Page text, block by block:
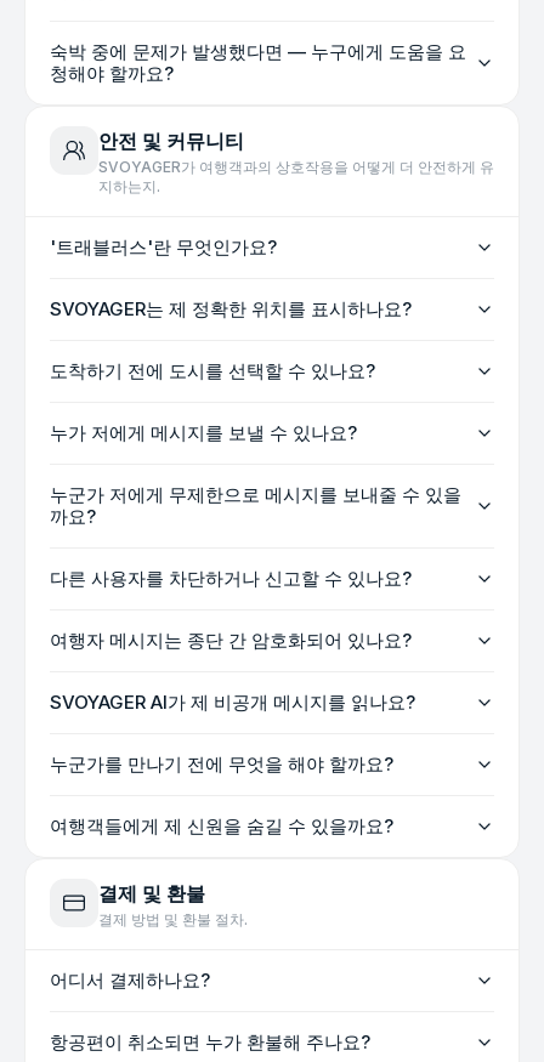
숙박 중에 문제가 발생했다면 — 누구에게 도움을 요
청해야 할까요?
안전 및 커뮤니티
SVOYAGER가 여행객과의 상호작용을 어떻게 더 안전하게 유
지하는지.
'트래블러스'란 무엇인가요?
SVOYAGER는 제 정확한 위치를 표시하나요?
도착하기 전에 도시를 선택할 수 있나요?
누가 저에게 메시지를 보낼 수 있나요?
누군가 저에게 무제한으로 메시지를 보내줄 수 있을
까요?
다른 사용자를 차단하거나 신고할 수 있나요?
여행자 메시지는 종단 간 암호화되어 있나요?
SVOYAGER AI가 제 비공개 메시지를 읽나요?
누군가를 만나기 전에 무엇을 해야 할까요?
여행객들에게 제 신원을 숨길 수 있을까요?
결제 및 환불
결제 방법 및 환불 절차.
어디서 결제하나요?
항공편이 취소되면 누가 환불해 주나요?